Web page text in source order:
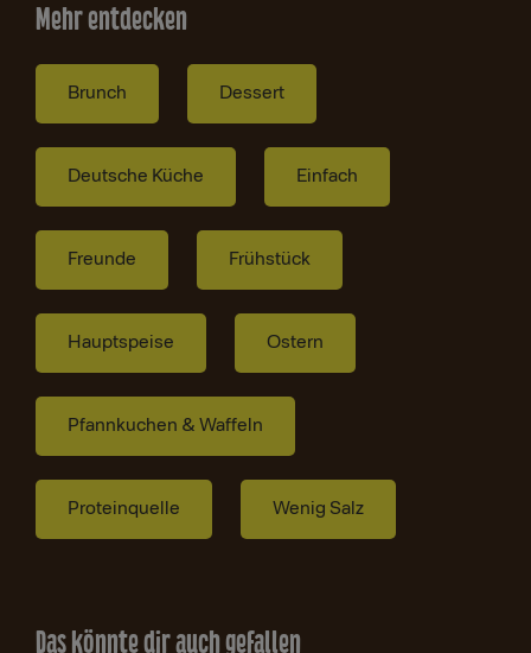
Mehr entdecken
Brunch Dessert
Deutsche Küche Einfach
Freunde Frühstück
Hauptspeise Ostern
Pfannkuchen & Waffeln
Proteinquelle Wenig Salz
Das könnte dir auch gefallen